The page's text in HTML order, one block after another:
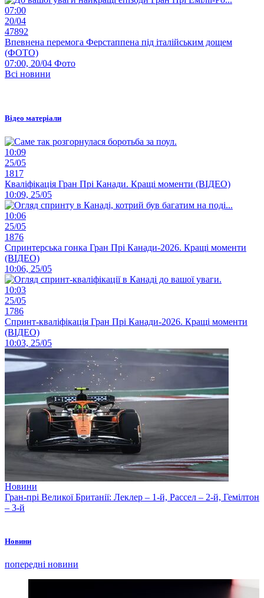
07:00
20/04
47892
Впевнена перемога Ферстаппена під італійським дощем
(ФОТО)
07:00, 20/04 Фото
Всі новини
Відео матеріали
10:09
25/05
1817
Кваліфікація Гран Прі Канади. Кращі моменти (ВІДЕО)
10:09, 25/05
10:06
25/05
1876
Спринтерська гонка Гран Прі Канади-2026. Кращі моменти
(ВІДЕО)
10:06, 25/05
10:03
25/05
1786
Спринт-кваліфікація Гран Прі Канади-2026. Кращі моменти
(ВІДЕО)
10:03, 25/05
Новини
Гран-прі Великої Британії: Леклер – 1-й, Рассел – 2-й, Гемілтон
– 3-й
Новини
попередні новини